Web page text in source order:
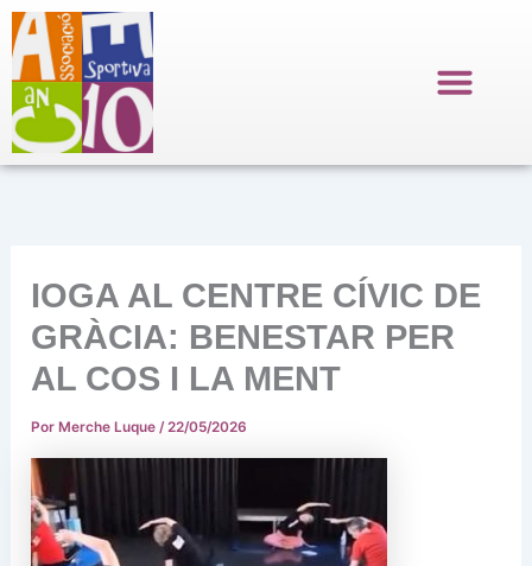
al
contenido
IOGA AL CENTRE CÍVIC DE
GRÀCIA: BENESTAR PER
AL COS I LA MENT
Por Merche Luque/22/05/2026